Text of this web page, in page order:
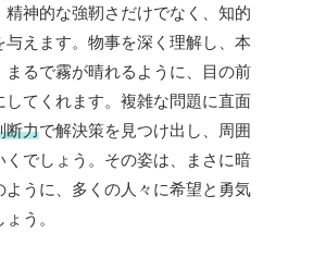
精神的な強靭さだけでなく、知的
与えます。物事を深く理解し、本
まるで霧が晴れるように、目の前
してくれます。複雑な問題に直面
断力で解決策を見つけ出し、周囲
くでしょう。その姿は、まさに暗
ように、多くの人々に希望と勇気
う。